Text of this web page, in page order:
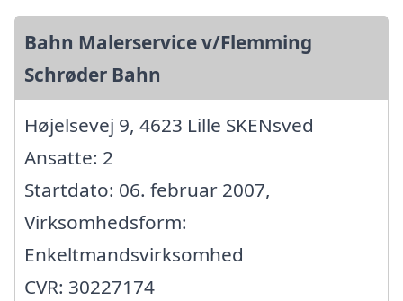
Bahn Malerservice v/Flemming
Schrøder Bahn
Højelsevej 9, 4623 Lille SKENsved
Ansatte: 2
Startdato: 06. februar 2007,
Virksomhedsform:
Enkeltmandsvirksomhed
CVR: 30227174